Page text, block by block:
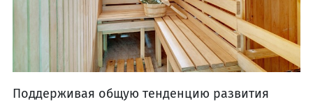
Поддерживая общую тенденцию развития